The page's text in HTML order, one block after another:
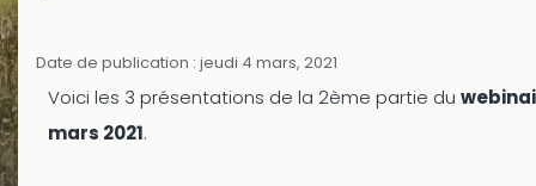
Date de publication : jeudi 4 mars, 2021
Voici les 3 présentations de la 2ème partie du
mars 2021.